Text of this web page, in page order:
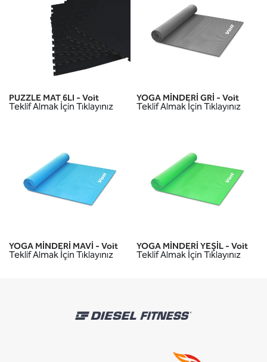
PUZZLE MAT 6LI - Voit
Teklif Almak İçin Tıklayınız
YOGA MİNDERİ GRİ - Voit
Teklif Almak İçin Tıklayınız
YOGA MİNDERİ MAVİ - Voit
Teklif Almak İçin Tıklayınız
YOGA MİNDERİ YEŞİL - Voit
Teklif Almak İçin Tıklayınız